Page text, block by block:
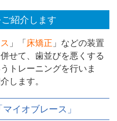
紹介します
」「 床矯正 」などの装置
せて、歯並びを悪くする
トレーニングを行いま
します。
イオブレース」